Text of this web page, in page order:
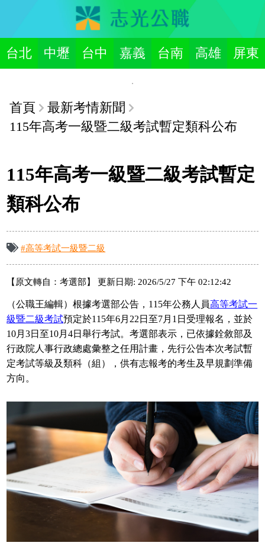
台北 中壢 台中 嘉義 台南 高雄 屏東
首頁
最新考情新聞
115年高考一級暨二級考試暫定類科公布
115年高考一級暨二級考試暫定
類科公布
#高等考試一級暨二級
【原文轉自：考選部】 更新日期: 2026/5/27 下午 02:12:42
（公職王編輯）根據考選部公告，115年公務人員高等考試一
級暨二級考試預定於115年6月22日至7月1日受理報名，並於
10月3日至10月4日舉行考試。考選部表示，已依據銓敘部及
行政院人事行政總處彙整之任用計畫，先行公告本次考試暫
定考試等級及類科（組），供有志報考的考生及早規劃準備
方向。